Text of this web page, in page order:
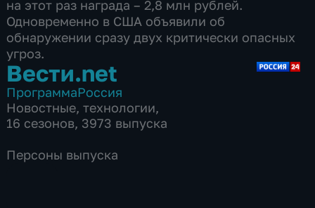
на этот раз награда – 2,8 млн рублей.
Одновременно в США объявили об
обнаружении сразу двух критически опасных
угроз.
Вести.net
ПрограммаРоссия
Новостные,технологии,
16 сезонов, 3973 выпуска
Персоны выпуска